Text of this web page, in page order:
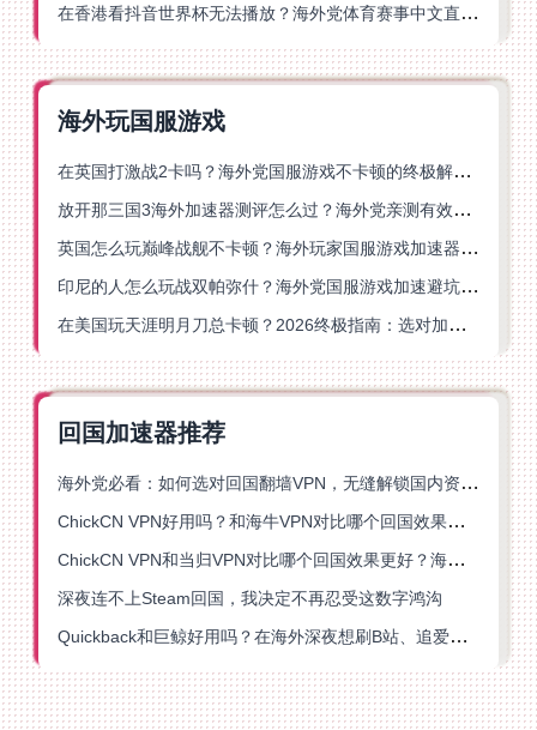
在香港看抖音世界杯无法播放？海外党体育赛事中文直播终极指南
海外玩国服游戏
在英国打激战2卡吗？海外党国服游戏不卡顿的终极解决方案
放开那三国3海外加速器测评怎么过？海外党亲测有效的国服游戏加速指南
英国怎么玩巅峰战舰不卡顿？海外玩家国服游戏加速器终极指南
印尼的人怎么玩战双帕弥什？海外党国服游戏加速避坑指南
在美国玩天涯明月刀总卡顿？2026终极指南：选对加速器让你丝滑连招
回国加速器推荐
海外党必看：如何选对回国翻墙VPN，无缝解锁国内资源？
ChickCN VPN好用吗？和海牛VPN对比哪个回国效果更好？
ChickCN VPN和当归VPN对比哪个回国效果更好？海外党亲测后选了它
深夜连不上Steam回国，我决定不再忍受这数字鸿沟
Quickback和巨鲸好用吗？在海外深夜想刷B站、追爱奇艺的你，或许正需要这份答案